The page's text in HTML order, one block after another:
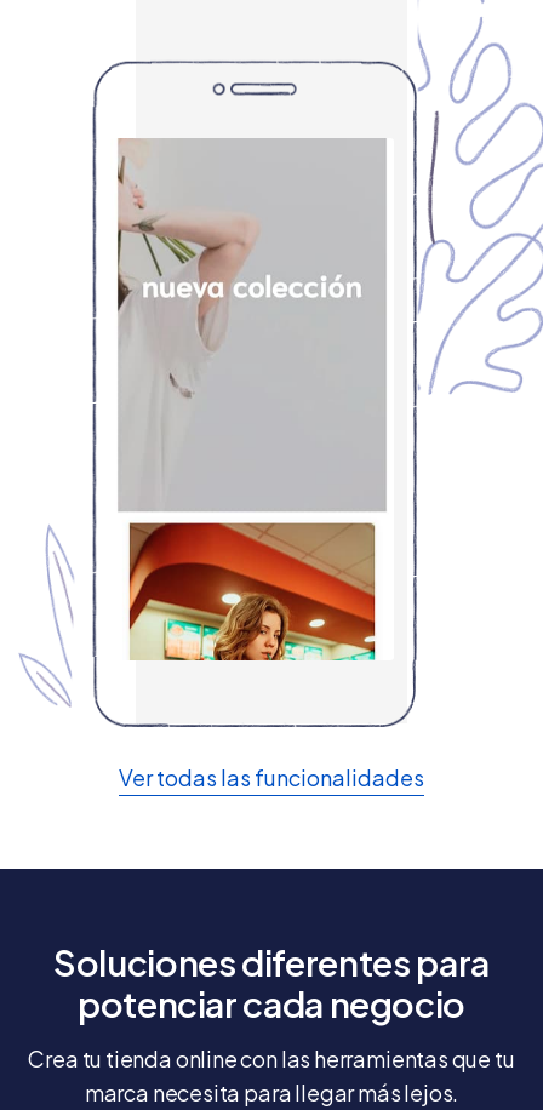
Ver todas las funcionalidades
Soluciones diferentes para
potenciar cada negocio
Crea tu tienda online con las herramientas que tu
marca necesita para llegar más lejos.